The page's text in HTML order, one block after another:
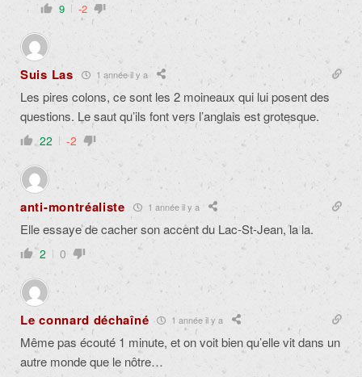
9 -2
Suis Las 1 année il y a
Les pires colons, ce sont les 2 moineaux qui lui posent des
questions. Le saut qu’ils font vers l’anglais est grotesque.
22 -2
anti-montréaliste 1 année il y a
Elle essaye de cacher son accent du Lac-St-Jean, la la.
2 0
Le connard déchaîné 1 année il y a
Même pas écouté 1 minute, et on voit bien qu’elle vit dans un
autre monde que le nôtre…